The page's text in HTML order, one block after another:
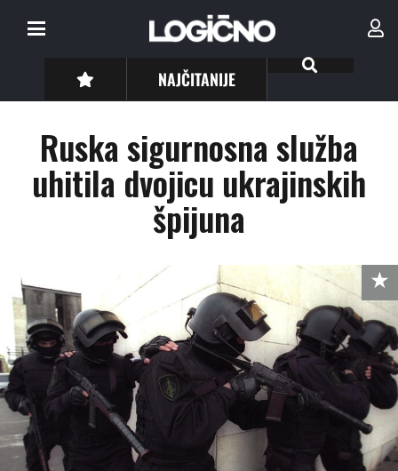
NAJČITANIJE
Ruska sigurnosna služba
uhitila dvojicu ukrajinskih
špijuna